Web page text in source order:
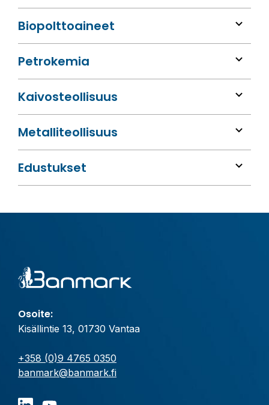
Bio­polttoaineet
Petrokemia
Kaivos­teollisuus
Metalli­teollisuus
Edustukset
Osoite:
Kisällintie 13, 01730 Vantaa
+358 (0)9 4765 0350
banmark@banmark.fi